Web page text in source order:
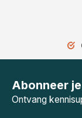
Abonneer
Ontvang